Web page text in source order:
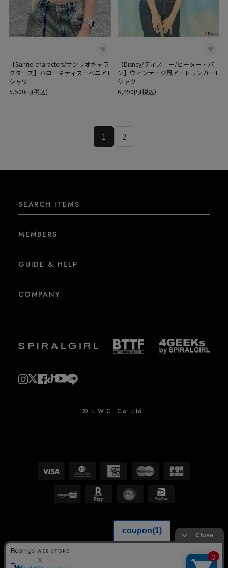
【Sanrio characters/サンリオキャラ
クターズ】ハローキティスーベニアT
シャツ
5,500円(税込)
【Disney/ディズニー/ピーター・パ
ン】ヴィンテージ風アートリンガーT
シャツ
6,490円(税込)
1 2
SEARCH ITEMS
MEMBERS
GUIDE & HELP
COMPANY
© L.W.C. Co.,Ltd.